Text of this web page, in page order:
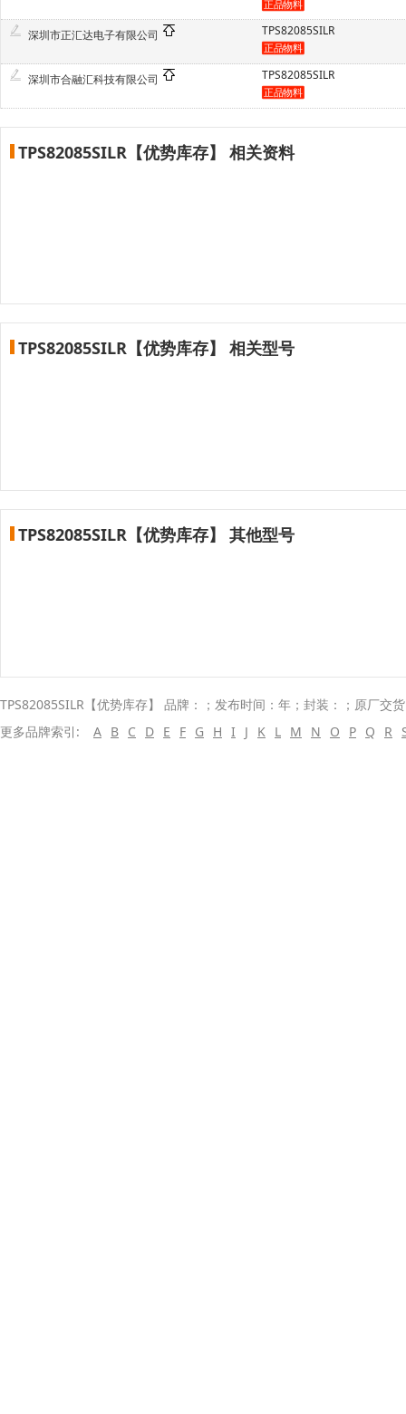
深圳市正汇达电子有限公司 TPS82085SILR
深圳市合融汇科技有限公司 TPS82085SILR
TPS82085SILR【优势库存】 相关资料
TPS82085SILR【优势库存】 相关型号
TPS82085SILR【优势库存】 其他型号
TPS82085SILR【优势库存】 品牌：；发布时间：年；封装：；原厂交
更多品牌索引:
A B C D E F G H I J K L M N O P Q R